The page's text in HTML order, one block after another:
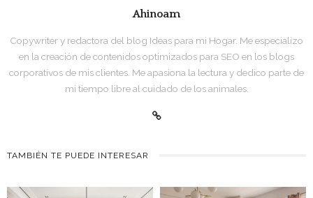
Ahinoam
Copywriter y redactora del blog Ideas para mi Hogar. Me especializo
en la creación de contenidos optimizados para SEO en los blogs
corporativos de mis clientes. Me apasiona la lectura y dedico parte de
mi tiempo libre al cuidado de los animales.
TAMBIÉN TE PUEDE INTERESAR